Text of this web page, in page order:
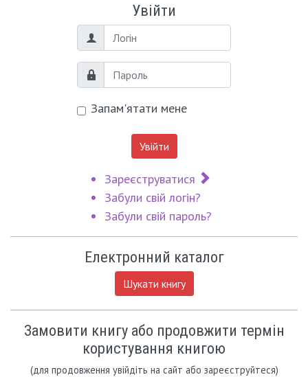
Увійти
Логін
Пароль
Запам'ятати мене
Увійти
Зареєструватися
Забули свій логін?
Забули свій пароль?
Електронний каталог
Шукати книгу
Замовити книгу або продовжити термін
користування книгою
(для продовження увійдіть на сайт або зареєструйтеся)